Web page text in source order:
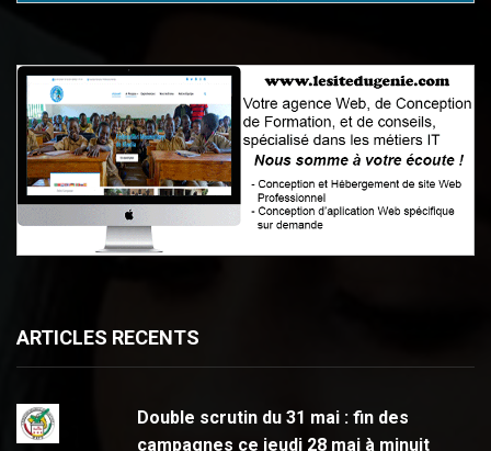
ARTICLES RECENTS
Double scrutin du 31 mai : fin des
campagnes ce jeudi 28 mai à minuit